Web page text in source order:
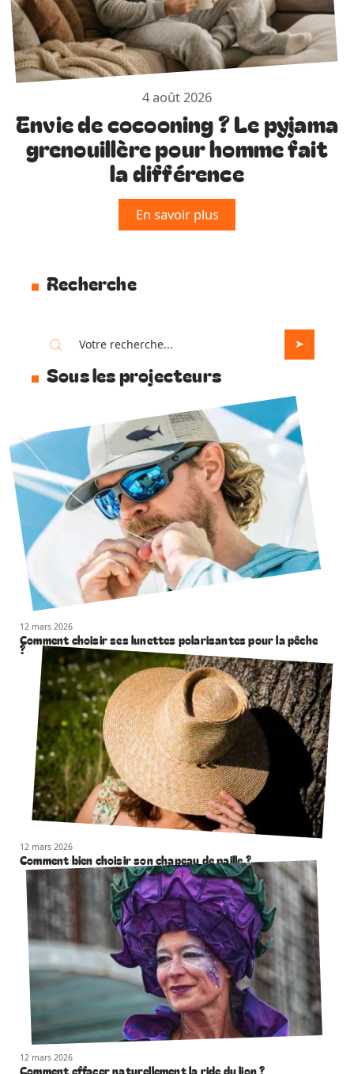
4 août 2026
Envie de cocooning ? Le pyjama
grenouillère pour homme fait
la différence
En savoir plus
Recherche
Sous les projecteurs
12 mars 2026
Comment choisir ses lunettes polarisantes pour la pêche
?
12 mars 2026
Comment bien choisir son chapeau de paille ?
12 mars 2026
Comment effacer naturellement la ride du lion ?